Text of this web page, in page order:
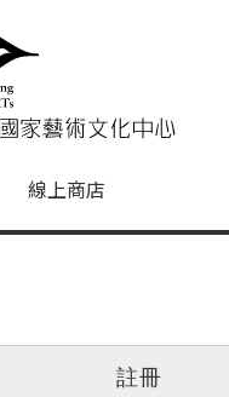
藝術文
線上商店
註冊